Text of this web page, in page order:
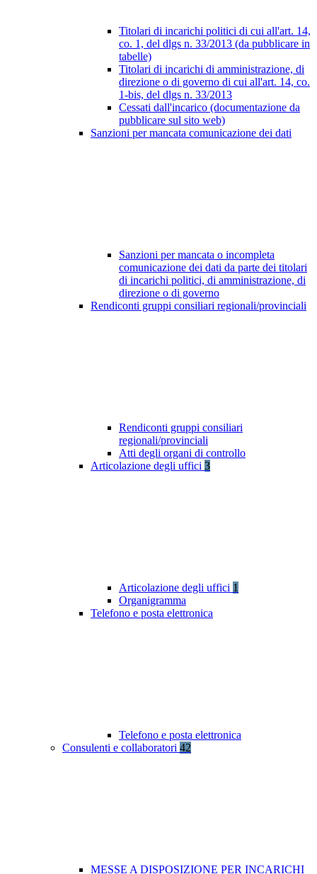
Titolari di incarichi politici di cui all'art. 14,
co. 1, del dlgs n. 33/2013 (da pubblicare in
tabelle)
Titolari di incarichi di amministrazione, di
direzione o di governo di cui all'art. 14, co.
1-bis, del dlgs n. 33/2013
Cessati dall'incarico (documentazione da
pubblicare sul sito web)
Sanzioni per mancata comunicazione dei dati
Sanzioni per mancata o incompleta
comunicazione dei dati da parte dei titolari
di incarichi politici, di amministrazione, di
direzione o di governo
Rendiconti gruppi consiliari regionali/provinciali
Rendiconti gruppi consiliari
regionali/provinciali
Atti degli organi di controllo
Articolazione degli uffici 3
Articolazione degli uffici 1
Organigramma
Telefono e posta elettronica
Telefono e posta elettronica
Consulenti e collaboratori 42
MESSE A DISPOSIZIONE PER INCARICHI